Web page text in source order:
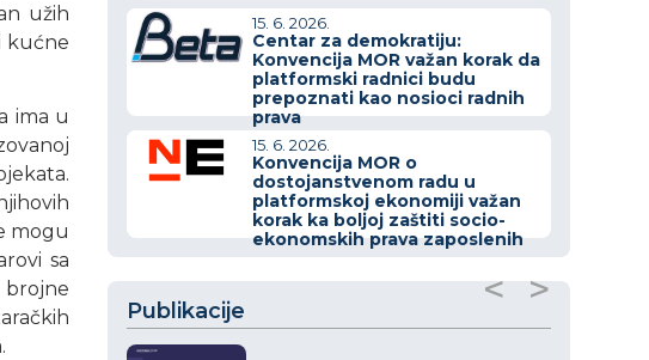
užih
kućne
ima u
mogu
sa
brojne
15. 6. 2026.
Centar za demokratiju:
Konvencija MOR važan korak da
platformski radnici budu
prepoznati kao nosioci radnih
prava
15. 6. 2026.
Konvencija MOR o
dostojanstvenom radu u
platformskoj ekonomiji važan
korak ka boljoj zaštiti socio-
ekonomskih prava zaposlenih
Publikacije < >